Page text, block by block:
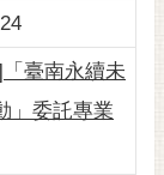
臺南永續未
」委託專業